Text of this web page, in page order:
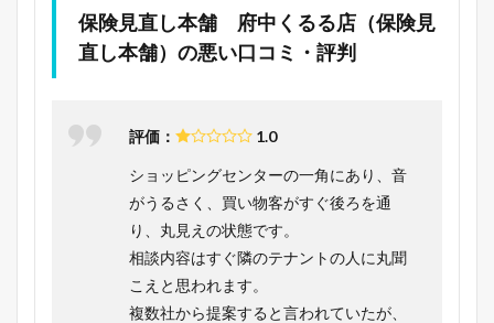
保険見直し本舗 府中くるる店（保険見
直し本舗）の悪い口コミ・評判
評価： 1.0
ショッピングセンターの一角にあり、音
がうるさく、買い物客がすぐ後ろを通
り、丸見えの状態です。
相談内容はすぐ隣のテナントの人に丸聞
こえと思われます。
複数社から提案すると言われていたが、